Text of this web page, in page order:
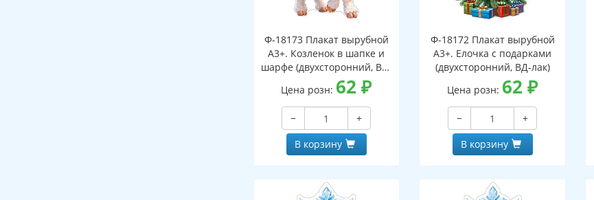
Ф-18173 Плакат вырубной
А3+. Козленок в шапке и
шарфе (двухсторонний, ВД-
Цена розн: 62₽
−
+
В корзину
Ф-18172 Плакат вырубной
А3+. Елочка с подарками
(двухсторонний, ВД-лак)
Цена розн: 62₽
−
+
В корзину